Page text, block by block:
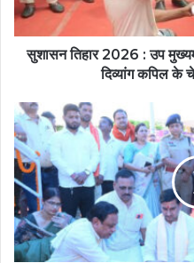
सुशासन तिहार 2026 : उप
दिव्यांग कपिल के